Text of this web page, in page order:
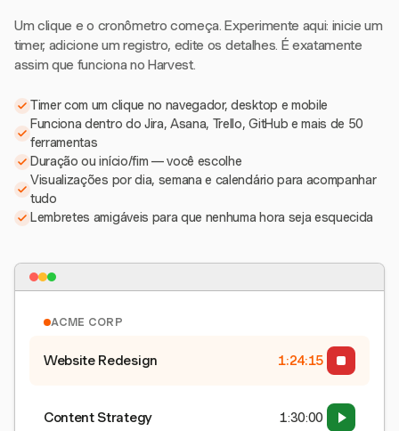
Um clique e o cronômetro começa. Experimente aqui: inicie um
timer, adicione um registro, edite os detalhes. É exatamente
assim que funciona no Harvest.
Timer com um clique no navegador, desktop e mobile
Funciona dentro do Jira, Asana, Trello, GitHub e mais de 50
ferramentas
Duração ou início/fim — você escolhe
Visualizações por dia, semana e calendário para acompanhar
tudo
Lembretes amigáveis para que nenhuma hora seja esquecida
ACME CORP
Website Redesign 1:24:15
Content Strategy 1:30:00